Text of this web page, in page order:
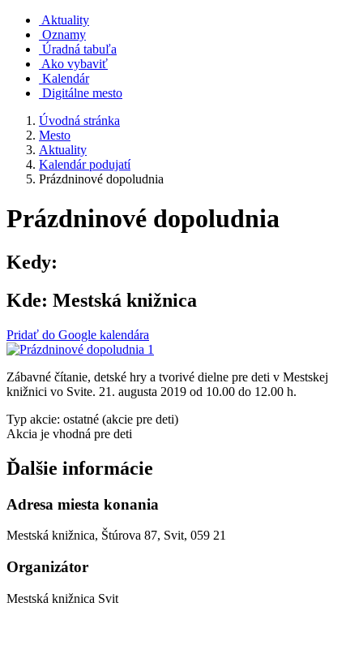
Aktuality
Oznamy
Úradná tabuľa
Ako vybaviť
Kalendár
Digitálne mesto
Úvodná stránka
Mesto
Aktuality
Kalendár podujatí
Prázdninové dopoludnia
Prázdninové dopoludnia
Kedy:
Kde: Mestská knižnica
Pridať do Google kalendára
Zábavné čítanie, detské hry a tvorivé dielne pre deti v Mestskej
knižnici vo Svite. 21. augusta 2019 od 10.00 do 12.00 h.
Typ akcie: ostatné (akcie pre deti)
Akcia je vhodná pre deti
Ďalšie informácie
Adresa miesta konania
Mestská knižnica, Štúrova 87, Svit, 059 21
Organizátor
Mestská knižnica Svit